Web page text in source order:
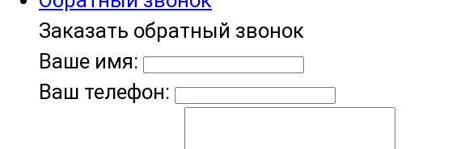
Заказать обратный звонок
Ваше имя:
Ваш телефон: